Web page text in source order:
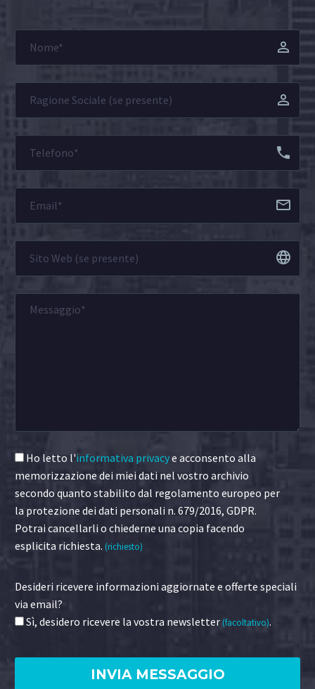
Ho letto l'informativa privacye acconsento alla
memorizzazione dei miei dati nel vostro archivio
secondo quanto stabilito dal regolamento europeo per
la protezione dei dati personali n. 679/2016, GDPR.
Potrai cancellarli o chiederne una copia facendo
esplicita richiesta. (richiesto)
Desideri ricevere informazioni aggiornate e offerte speciali
via email?
Sì, desidero ricevere la vostra newsletter(facoltativo).